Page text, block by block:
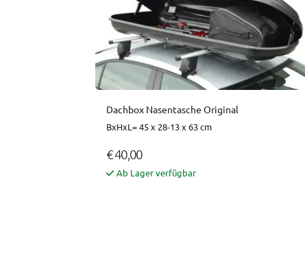
Dachbox Nasentasche Original
BxHxL= 45 x 28-13 x 63 cm
€ 40,00
Ab Lager verfügbar